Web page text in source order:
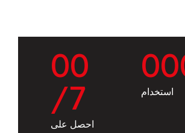
00
استخدام
00
/7
احصل على